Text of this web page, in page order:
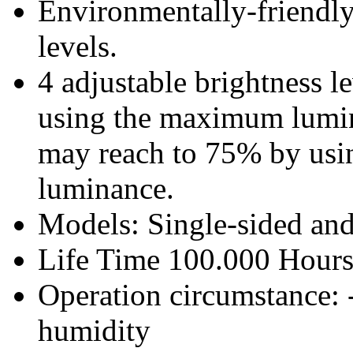
Environmentally-
levels.
4 adjustable brightness
using the maximum
may reach to 75% by
luminance.
Models: Single-sided
Life Time 100.000 Hours
Operation
humidity